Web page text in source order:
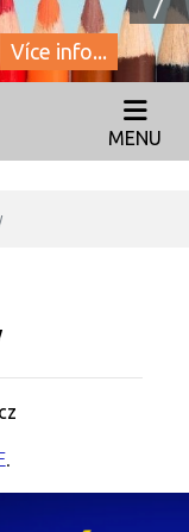
Více info...
MENU
.